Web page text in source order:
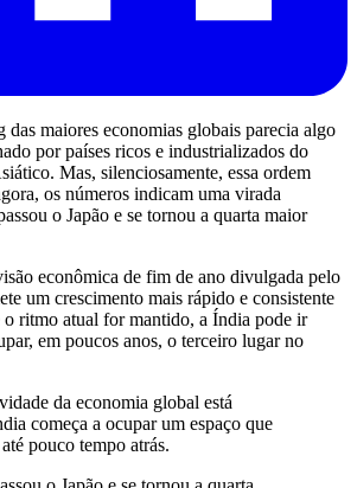
das maiores economias globais parecia algo
por países ricos e industrializados do
Mas, silenciosamente, essa ordem
os números indicam uma virada
o Japão e se tornou a quarta maior
econômica de fim de ano divulgada pelo
um crescimento mais rápido e consistente
o ritmo atual for mantido, a Índia pode ir
em poucos anos, o terceiro lugar no
da economia global está
começa a ocupar um espaço que
pouco tempo atrás.